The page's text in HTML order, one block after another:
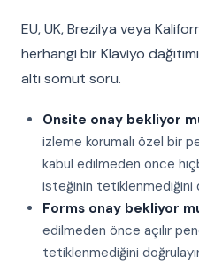
EU, UK, Brezilya veya
herhangi bir Klaviyo
altı somut soru.
Onsite onay bekliyor
izleme korumalı özel bir
kabul edilmeden önce
isteğinin tetiklenmediğini
Forms onay bekliyor
edilmeden önce açılır
tetiklenmediğini